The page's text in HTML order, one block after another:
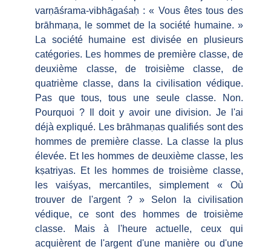
varṇāśrama-vibhāgaśaḥ : « Vous êtes tous des
brāhmaṇa, le sommet de la société humaine. »
La société humaine est divisée en plusieurs
catégories. Les hommes de première classe, de
deuxième classe, de troisième classe, de
quatrième classe, dans la civilisation védique.
Pas que tous, tous une seule classe. Non.
Pourquoi ? Il doit y avoir une division. Je l'ai
déjà expliqué. Les brāhmaṇas qualifiés sont des
hommes de première classe. La classe la plus
élevée. Et les hommes de deuxième classe, les
kṣatriyas. Et les hommes de troisième classe,
les vaiśyas, mercantiles, simplement « Où
trouver de l'argent ? » Selon la civilisation
védique, ce sont des hommes de troisième
classe. Mais à l'heure actuelle, ceux qui
acquièrent de l'argent d'une manière ou d'une